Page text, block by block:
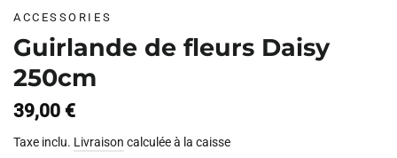
ACCESSORIES
Guirlande de fleurs Daisy
250cm
39,00 €
Taxe inclu. Livraison calculée à la caisse